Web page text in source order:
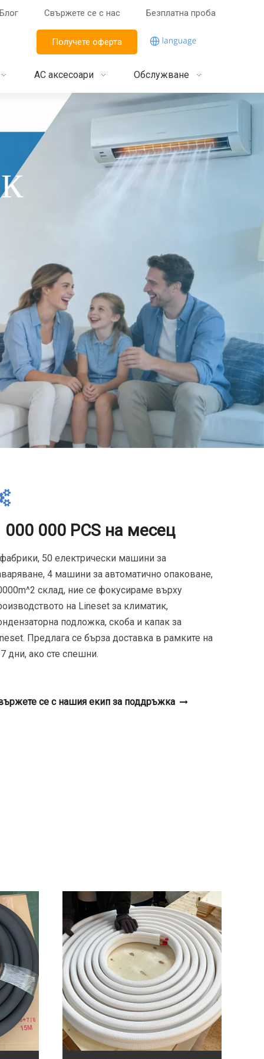
Блог Свържете се с нас Безплатна проба
Получете оферта
AC аксесоари Обслужване
000 000 PCS на месец
50 електрически машини за
4 машини за автоматично опаковане,
склад, ние се фокусираме върху
на Lineset за климатик,
подложка, скоба и капак за
Предлага се бърза доставка в рамките на
дни, ако сте спешни.
се с нашия екип за поддръжка